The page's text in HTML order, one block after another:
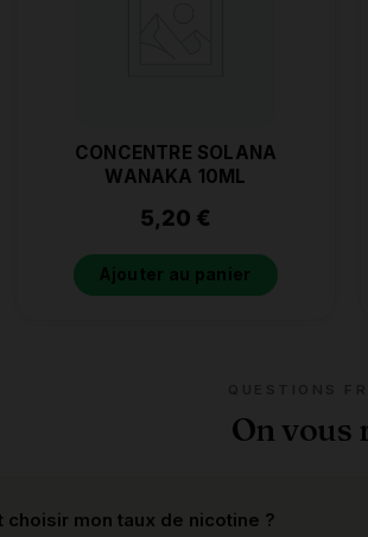
CONCENTRE SOLANA
WANAKA 10ML
5,20 €
Ajouter au panier
On vous
choisir mon taux de nicotine ?